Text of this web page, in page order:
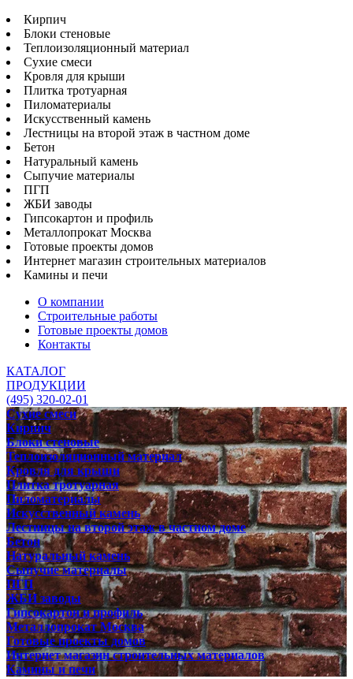
Кирпич
Блоки стеновые
Теплоизоляционный материал
Сухие смеси
Кровля для крыши
Плитка тротуарная
Пиломатериалы
Искусственный камень
Лестницы на второй этаж в частном доме
Бетон
Натуральный камень
Сыпучие материалы
ПГП
ЖБИ заводы
Гипсокартон и профиль
Металлопрокат Москва
Готовые проекты домов
Интернет магазин строительных материалов
Камины и печи
О компании
Строительные работы
Готовые проекты домов
Контакты
КАТАЛОГ
ПРОДУКЦИИ
(495) 320-02-01
Сухие смеси
Кирпич
Блоки стеновые
Теплоизоляционный материал
Кровля для крыши
Плитка тротуарная
Пиломатериалы
Искусственный камень
Лестницы на второй этаж в частном доме
Бетон
Натуральный камень
Сыпучие материалы
ПГП
ЖБИ заводы
Гипсокартон и профиль
Металлопрокат Москва
Готовые проекты домов
Интернет магазин строительных материалов
Камины и печи